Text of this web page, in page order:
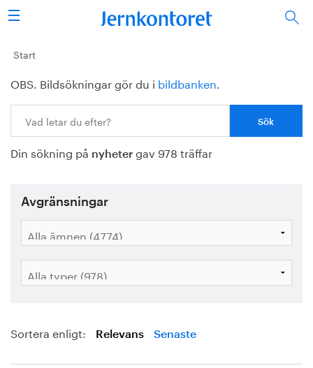
Sök
Stålindustrin
Vision 2050
Forskning/utbildning
Energi/miljö
Vi tycker
Bildbank
Start
OBS. Bildsökningar gör du i bildbanken.
Din sökning på nyheter gav 978 träffar
Avgränsningar
Sortera enligt: Relevans Senaste